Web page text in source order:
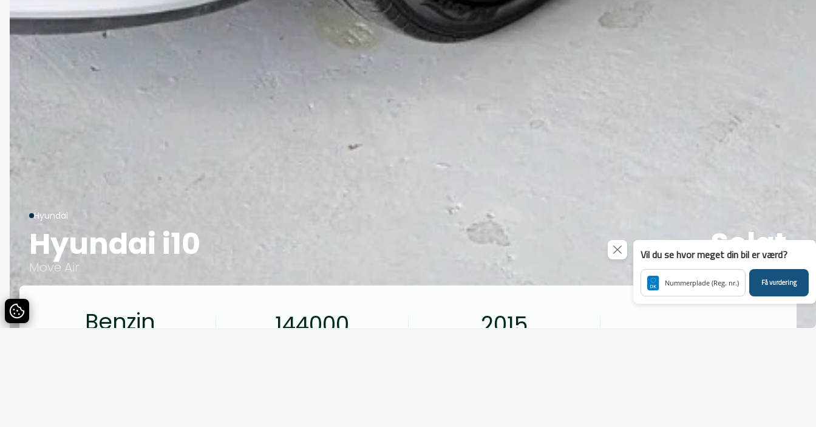
Hyundai
Hyundai i10
Move Air
Solgt
Benzin 144000 2015
Vil du se hvor meget din bil er værd?
Nummerplade (Reg. nr.) Få vurdering